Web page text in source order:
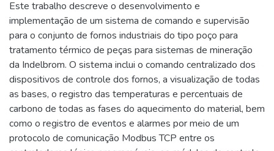
Este trabalho descreve o desenvolvimento e
implementação de um sistema de comando e supervisão
para o conjunto de fornos industriais do tipo poço para
tratamento térmico de peças para sistemas de mineração
da Indelbrom. O sistema inclui o comando centralizado dos
dispositivos de controle dos fornos, a visualização de todas
as bases, o registro das temperaturas e percentuais de
carbono de todas as fases do aquecimento do material, bem
como o registro de eventos e alarmes por meio de um
protocolo de comunicação Modbus TCP entre os